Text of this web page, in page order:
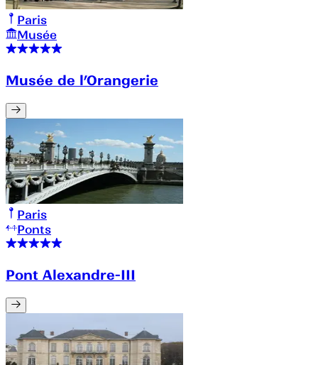
Paris
Musée
Musée de l’Orangerie
Paris
Ponts
Pont Alexandre-III